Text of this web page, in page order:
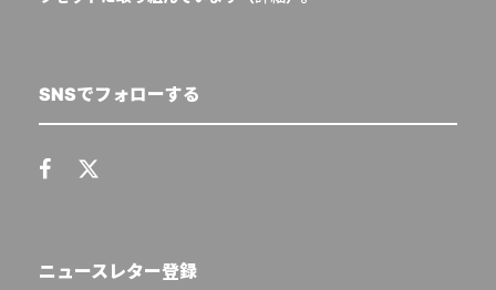
SNSでフォローする
ニュースレター登録